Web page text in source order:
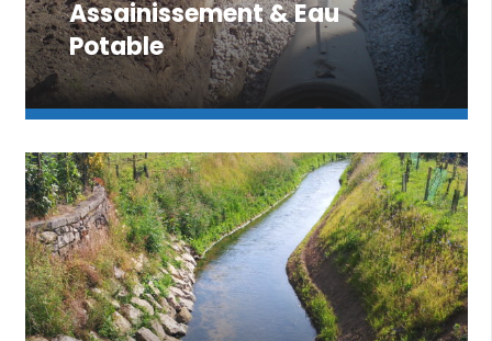
Assainissement & Eau
Potable